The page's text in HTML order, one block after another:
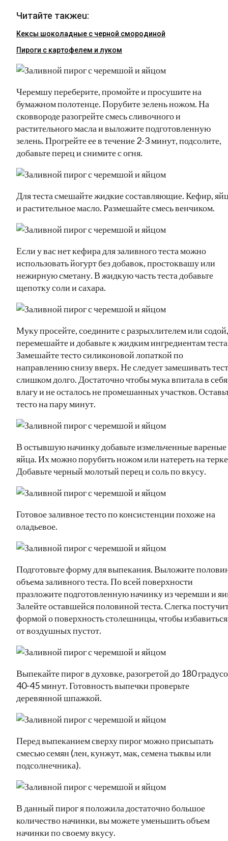
Читайте такжеu:
Кексы шоколадные с черной смородиной
Пироги c картофелем и луком
Черемшу переберите, промойте и просушите на
бумажном полотенце. Порубите зелень ножом. На
сковвороде разогрейте смесь сливочного и
растительного масла и выложите подготовленную
зелень. Прогрейте ее в течение 2-3 минут, подсолите,
добавьте перец и снимите с огня.
Для теста смешайте жидкие составляющие. Кефир,
и растительное масло. Размешайте смесь венчиком.
Если у вас нет кефира для заливного теста можно
использовать йогурт без добавок, простоквашу или
нежирную сметану. В жидкую часть теста добавьте
щепотку соли и сахара.
Муку просейте, соедините с разрыхлителем или содой,
перемешайте и добавьте к жидким ингредиентам
Замешайте тесто силиконовой лопаткой по
направлению снизу вверх. Не следует замешивать
слишком долго. Достаточно чтобы мука впитала в себя
влагу и не осталось не промешанных участков.
тесто на пару минут.
В остывшую начинку добавьте измельченные вареные
яйца. Их можно порубить ножом или натереть на
Добавьте черный молотый перец и соль по вкусу.
Готовое заливное тесто по консистенции похоже на
оладьевое.
Подготовьте форму для выпекания. Выложите
объема заливного теста. По всей поверхности
празложите подготовленную начинку из черемши и
Залейте оставшейся половиной теста. Слегка
формой о поверхность столешницы, чтобы избавиться
от воздушных пустот.
Выпекайте пирог в духовке, разогретой до 180
40-45 минут. Готовность выпечки проверьте
деревянной шпажкой.
Перед выпеканием сверху пирог можно присыпать
смесью семян (лен, кунжут, мак, семена тыквы или
подсолнечника).
В данный пирог я положила достаточно большое
количество начинки, вы можете уменьшить объем
начинки по своему вкусу.